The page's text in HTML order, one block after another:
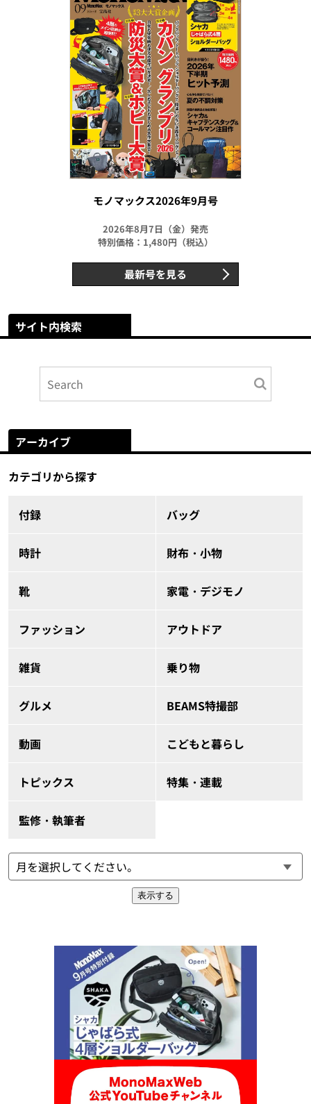
モノマックス2026年9月号
2026年8月7日（金）発売
特別価格：1,480円（税込）
最新号を見る
サイト内検索
アーカイブ
カテゴリから探す
付録 バッグ
時計 財布・小物
靴 家電・デジモノ
ファッション アウトドア
雑貨 乗り物
グルメ BEAMS特撮部
動画 こどもと暮らし
トピックス 特集・連載
監修・執筆者
表示する